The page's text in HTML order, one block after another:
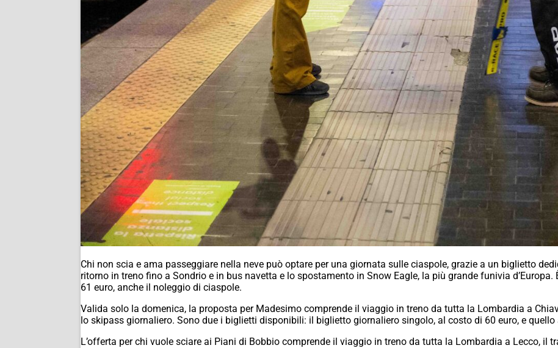
Chi non scia e ama passeggiare nella neve può optare per una giornata sulle ciaspole, grazie a un biglietto
ritorno in treno fino a Sondrio e in bus navetta e lo spostamento in Snow Eagle, la più grande funivia
61 euro, anche il noleggio di ciaspole.
Valida solo la domenica, la proposta per Madesimo comprende il viaggio in treno da tutta la Lombardia a
lo skipass giornaliero. Sono due i biglietti disponibili: il biglietto giornaliero singolo, al costo di 60 euro, e
L’offerta per chi vuole sciare ai Piani di Bobbio comprende il viaggio in treno da tutta la Lombardia a Lecco, il